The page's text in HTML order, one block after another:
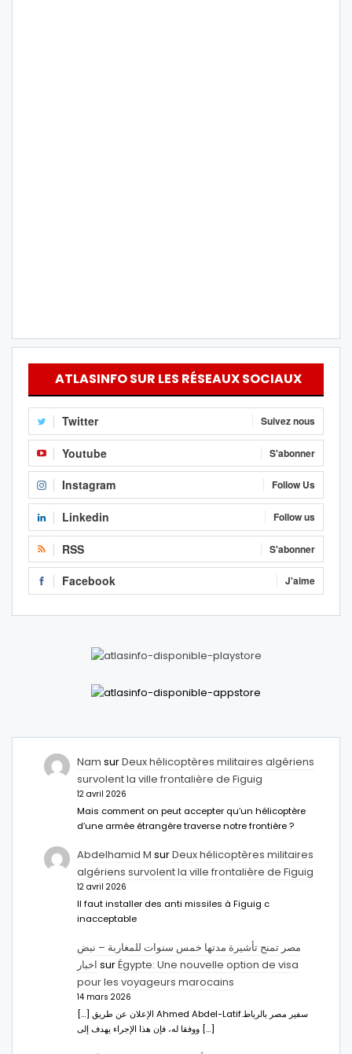
ATLASINFO SUR LES RÉSEAUX SOCIAUX
Twitter Suivez nous
Youtube S'abonner
Instagram Follow Us
Linkedin Follow us
RSS S'abonner
Facebook J'aime
Nam surDeux hélicoptères militaires algériens
survolent la ville frontalière de Figuig
12 avril 2026
Mais comment on peut accepter qu’un hélicoptère
d’une armée étrangère traverse notre frontière ?
Abdelhamid M surDeux hélicoptères militaires
algériens survolent la ville frontalière de Figuig
12 avril 2026
Il faut installer des anti missiles à Figuig c
inacceptable
مصر تمنح تأشيرة مدتها خمس سنوات للمغاربة – نبض
اخبار surÉgypte: Une nouvelle option de visa
pour les voyageurs marocains
14 mars 2026
[…] الإعلان عن طريق Ahmed Abdel-Latifسفير مصر بالرباط.
ووفقا له، فإن هذا الإجراء يهدف إلى […]